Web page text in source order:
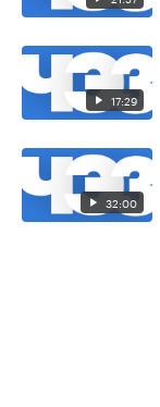
17:29
32:00